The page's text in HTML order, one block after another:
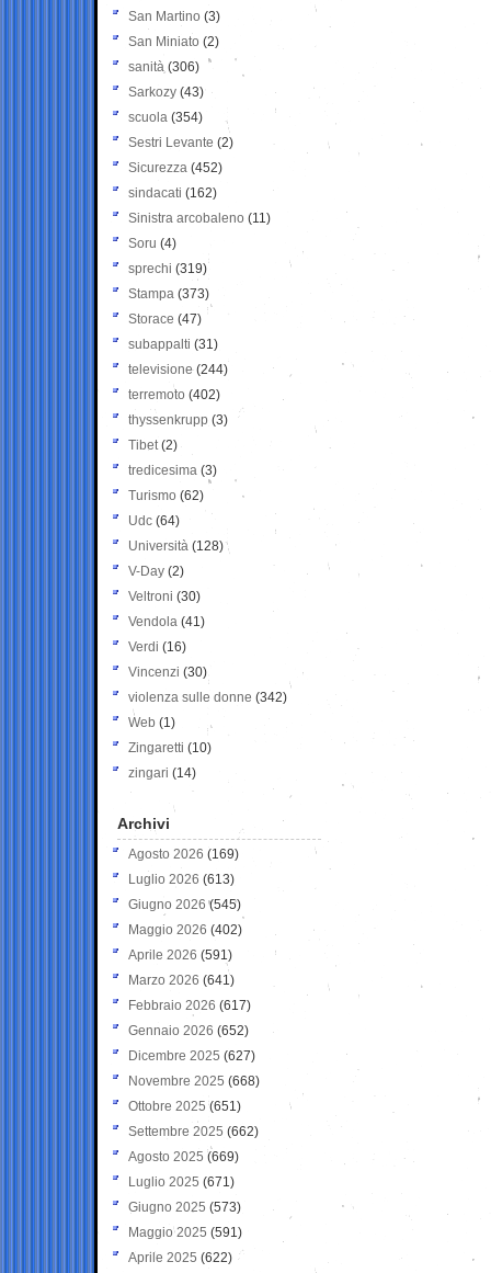
San Martino (3)
San Miniato (2)
sanità (306)
Sarkozy (43)
scuola (354)
Sestri Levante (2)
Sicurezza (452)
sindacati (162)
Sinistra arcobaleno (11)
Soru (4)
sprechi (319)
Stampa (373)
Storace (47)
subappalti (31)
televisione(244)
terremoto (402)
thyssenkrupp (3)
Tibet(2)
tredicesima (3)
Turismo (62)
Udc (64)
Università (128)
V-Day (2)
Veltroni (30)
Vendola (41)
Verdi (16)
Vincenzi (30)
violenza sulle donne (342)
Web (1)
Zingaretti (10)
zingari (14)
Archivi
Agosto 2026 (169)
Luglio 2026 (613)
Giugno 2026 (545)
Maggio 2026 (402)
Aprile 2026 (591)
Marzo 2026 (641)
Febbraio 2026 (617)
Gennaio 2026 (652)
Dicembre 2025 (627)
Novembre 2025 (668)
Ottobre 2025 (651)
Settembre 2025 (662)
Agosto 2025 (669)
Luglio 2025 (671)
Giugno 2025 (573)
Maggio 2025 (591)
Aprile 2025 (622)